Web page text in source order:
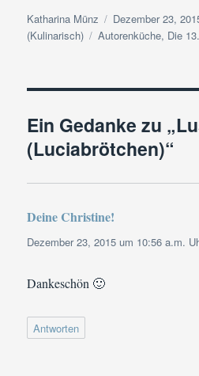
Autor
Katharina Münz
Veröffentlicht
am
Dezember 23,
(Kulinarisch)
Schlagwörter
Autorenküche, Die
Ein Gedanke zu
(Luciabrötchen)“
Deine Christine!
Dezember 23, 2015 um 10:56 a.m.
Dankeschön 🙂
Antworten